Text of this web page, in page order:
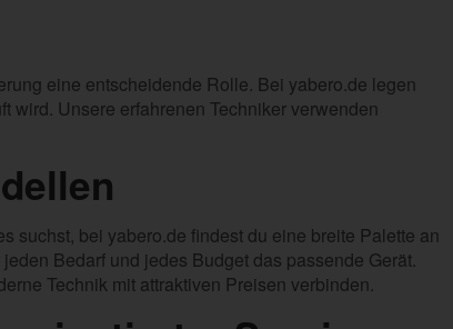
eine entscheidende Rolle. Bei yabero.de legen
wird. Unsere erfahrenen Techniker verwenden
suchst, bei yabero.de findest du eine breite Palette an
Bedarf und jedes Budget das passende Gerät.
Technik mit attraktiven Preisen verbinden.